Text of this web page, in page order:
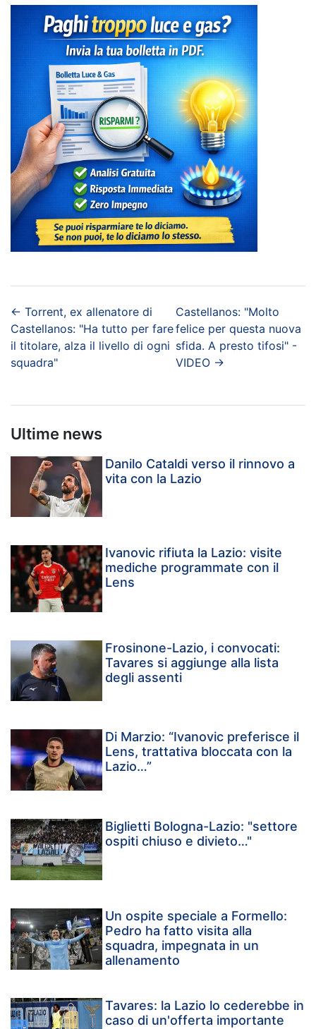
← Torrent, ex allenatore di
Castellanos: "Ha tutto per fare
il titolare, alza il livello di ogni
squadra"
Castellanos: "Molto
felice per questa nuova
sfida. A presto tifosi" -
VIDEO →
Ultime news
Danilo Cataldi verso il rinnovo a
vita con la Lazio
Ivanovic rifiuta la Lazio: visite
mediche programmate con il
Lens
Frosinone-Lazio, i convocati:
Tavares si aggiunge alla lista
degli assenti
Di Marzio: “Ivanovic preferisce il
Lens, trattativa bloccata con la
Lazio…”
Biglietti Bologna-Lazio: "settore
ospiti chiuso e divieto…"
Un ospite speciale a Formello:
Pedro ha fatto visita alla
squadra, impegnata in un
allenamento
Tavares: la Lazio lo cederebbe in
caso di un'offerta importante